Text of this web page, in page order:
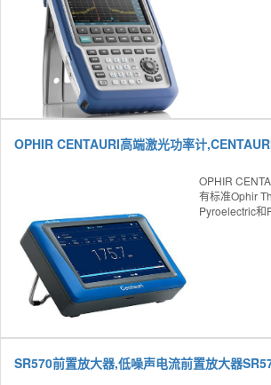
OPHIR CENTAURI高端激光功率计
OPHIR
有标准Ophir
Pyroelectric和
SR570前置放大器,低噪声电流前置放大器